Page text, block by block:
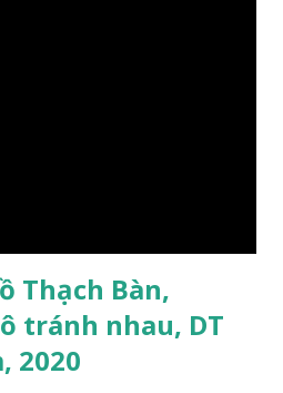
Thạch Bàn,
tránh nhau, DT
2020